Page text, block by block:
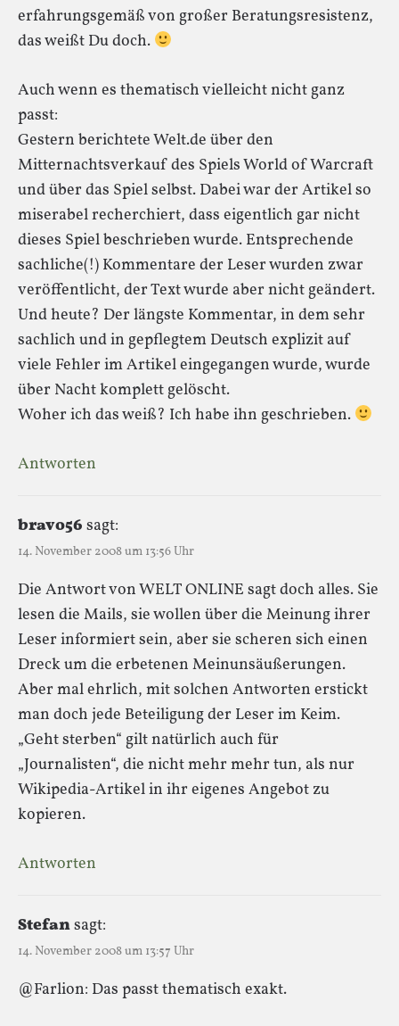
erfahrungsgemäß von großer Beratungsresistenz,
das weißt Du doch.
Auch wenn es thematisch vielleicht nicht ganz
passt:
Gestern berichtete Welt.de über den
Mitternachtsverkauf des Spiels World of Warcraft
und über das Spiel selbst. Dabei war der Artikel so
miserabel recherchiert, dass eigentlich gar nicht
dieses Spiel beschrieben wurde. Entsprechende
sachliche(!) Kommentare der Leser wurden zwar
veröffentlicht, der Text wurde aber nicht geändert.
Und heute? Der längste Kommentar, in dem sehr
sachlich und in gepflegtem Deutsch explizit auf
viele Fehler im Artikel eingegangen wurde, wurde
über Nacht komplett gelöscht.
Woher ich das weiß? Ich habe ihn geschrieben.
Antworten
bravo56 sagt:
14. November 2008 um 13:56 Uhr
Die Antwort von WELT ONLINE sagt doch alles. Sie
lesen die Mails, sie wollen über die Meinung ihrer
Leser informiert sein, aber sie scheren sich einen
Dreck um die erbetenen Meinunsäußerungen.
Aber mal ehrlich, mit solchen Antworten erstickt
man doch jede Beteiligung der Leser im Keim.
„Geht sterben“ gilt natürlich auch für
„Journalisten“, die nicht mehr mehr tun, als nur
Wikipedia-Artikel in ihr eigenes Angebot zu
kopieren.
Antworten
Stefansagt:
14. November 2008 um 13:57 Uhr
@Farlion: Das passt thematisch exakt.